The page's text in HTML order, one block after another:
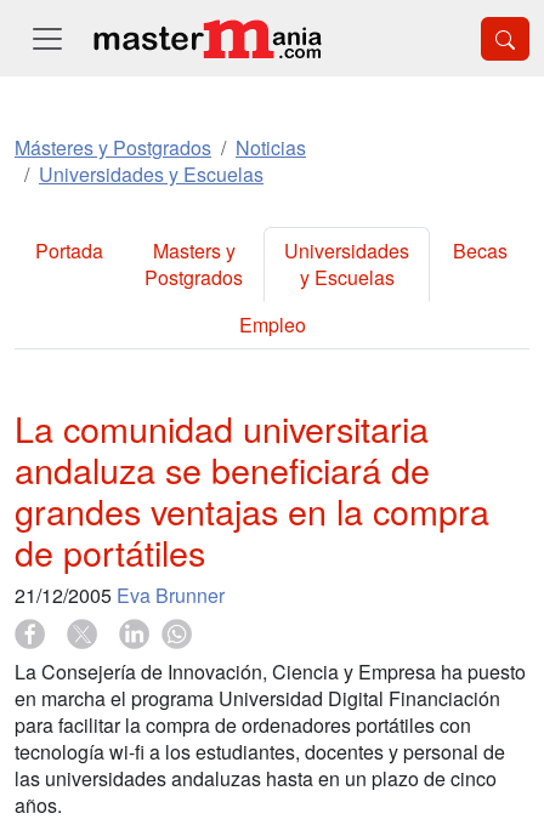
Másteres y Postgrados
Noticias
Universidades y Escuelas
Portada
Masters y
Postgrados
Universidades
y Escuelas
Becas
Empleo
La comunidad universitaria
andaluza se beneficiará de
grandes ventajas en la compra
de portátiles
21/12/2005 Eva Brunner
La Consejería de Innovación, Ciencia y Empresa ha puesto
en marcha el programa Universidad Digital Financiación
para facilitar la compra de ordenadores portátiles con
tecnología wi-fi a los estudiantes, docentes y personal de
las universidades andaluzas hasta en un plazo de cinco
años.